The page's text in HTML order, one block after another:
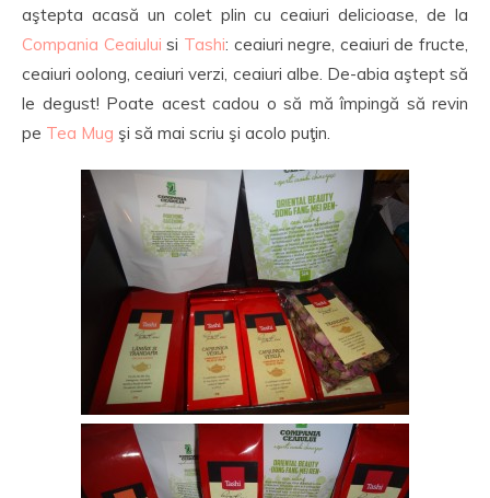
aştepta acasă un colet plin cu ceaiuri delicioase, de la
Compania Ceaiului si Tashi: ceaiuri negre, ceaiuri de fructe,
ceaiuri oolong, ceaiuri verzi, ceaiuri albe. De-abia aştept să
le degust! Poate acest cadou o să mă împingă să revin
pe Tea Mug şi să mai scriu şi acolo puţin.